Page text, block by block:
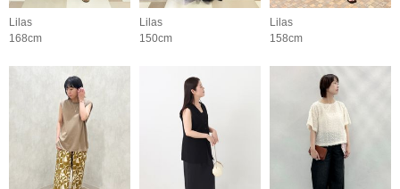
Lilas
168cm
Lilas
150cm
Lilas
158cm